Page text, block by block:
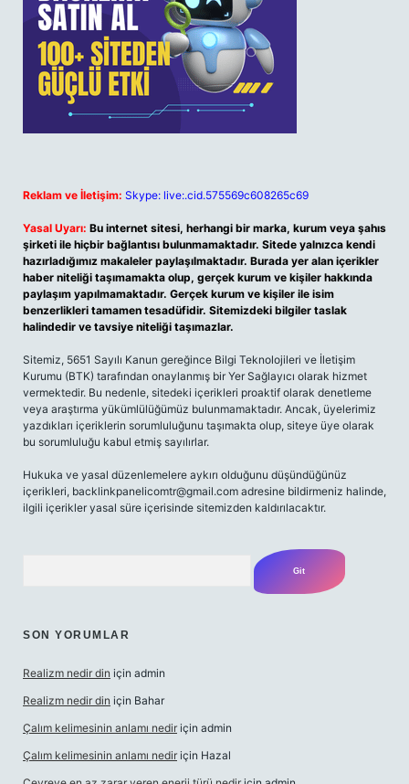
Reklam ve İletişim: Skype: live:.cid.575569c608265c69
Yasal Uyarı: Bu internet sitesi, herhangi bir marka, kurum veya şahıs
şirketi ile hiçbir bağlantısı bulunmamaktadır. Sitede yalnızca kendi
hazırladığımız makaleler paylaşılmaktadır. Burada yer alan içerikler
haber niteliği taşımamakta olup, gerçek kurum ve kişiler hakkında
paylaşım yapılmamaktadır. Gerçek kurum ve kişiler ile isim
benzerlikleri tamamen tesadüfidir. Sitemizdeki bilgiler taslak
halindedir ve tavsiye niteliği taşımazlar.
Sitemiz, 5651 Sayılı Kanun gereğince Bilgi Teknolojileri ve İletişim
Kurumu (BTK) tarafından onaylanmış bir Yer Sağlayıcı olarak hizmet
vermektedir. Bu nedenle, sitedeki içerikleri proaktif olarak denetleme
veya araştırma yükümlülüğümüz bulunmamaktadır. Ancak, üyelerimiz
yazdıkları içeriklerin sorumluluğunu taşımakta olup, siteye üye olarak
bu sorumluluğu kabul etmiş sayılırlar.
Hukuka ve yasal düzenlemelere aykırı olduğunu düşündüğünüz
içerikleri, backlinkpanelicomtr@gmail.com adresine bildirmeniz halinde,
ilgili içerikler yasal süre içerisinde sitemizden kaldırılacaktır.
SON YORUMLAR
Realizm nedir din için admin
Realizm nedir din için Bahar
Çalım kelimesinin anlamı nedir için admin
Çalım kelimesinin anlamı nedir için Hazal